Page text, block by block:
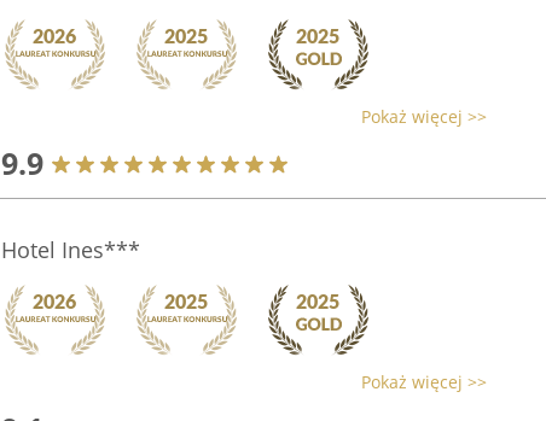
Pokaż więcej >>
9.9
Hotel Ines***
Pokaż więcej >>